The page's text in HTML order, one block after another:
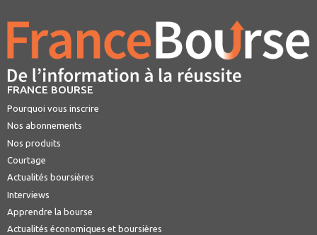
FRANCE BOURSE
Pourquoi vous inscrire
Nos abonnements
Nos produits
Courtage
Actualités boursières
Interviews
Apprendre la bourse
Actualités économiques et boursières